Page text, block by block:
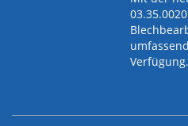
Verfügung.